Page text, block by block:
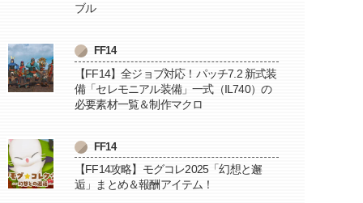
ブル
FF14
【FF14】全ジョブ対応！パッチ7.2 新式装
備「セレモニアル装備」一式（IL740）の
必要素材一覧＆制作マクロ
FF14
【FF14攻略】モグコレ2025「幻想と邂
逅」まとめ＆報酬アイテム！